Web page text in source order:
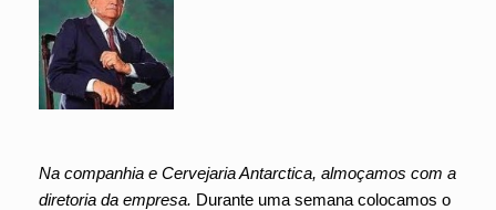
Na companhia e Cervejaria Antarctica, almoçamos com a
diretoria da empresa. Durante uma semana colocamos o